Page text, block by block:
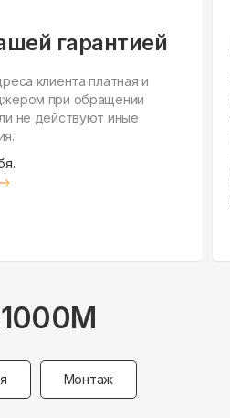
гарантией
клиента платная и
при обращении
не действуют иные
Монтаж